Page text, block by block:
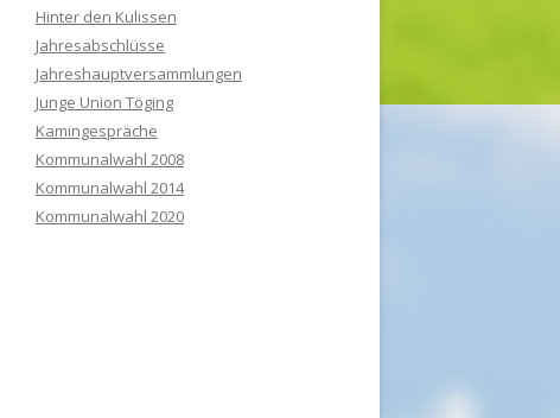
Hinter den Kulissen
Jahresabschlüsse
Jahreshauptversammlungen
Junge Union Töging
Kamingespräche
Kommunalwahl 2008
Kommunalwahl 2014
Kommunalwahl 2020